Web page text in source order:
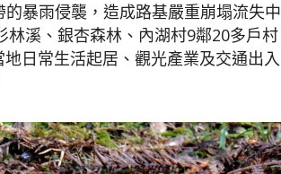
暴雨侵襲，造成路基嚴重崩塌流失中
溪、銀杏森林、內湖村9鄰20多戶村
日常生活起居、觀光產業及交通出入